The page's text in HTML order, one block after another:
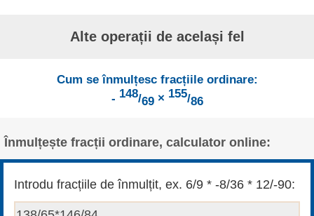
Alte operații de același fel
Cum se înmulțesc fracțiile ordinare:
- 148/69× 155/86
Înmulțește fracții ordinare, calculator online:
Introdu fracțiile de înmulțit, ex. 6/9 * -8/36 * 12/-90: